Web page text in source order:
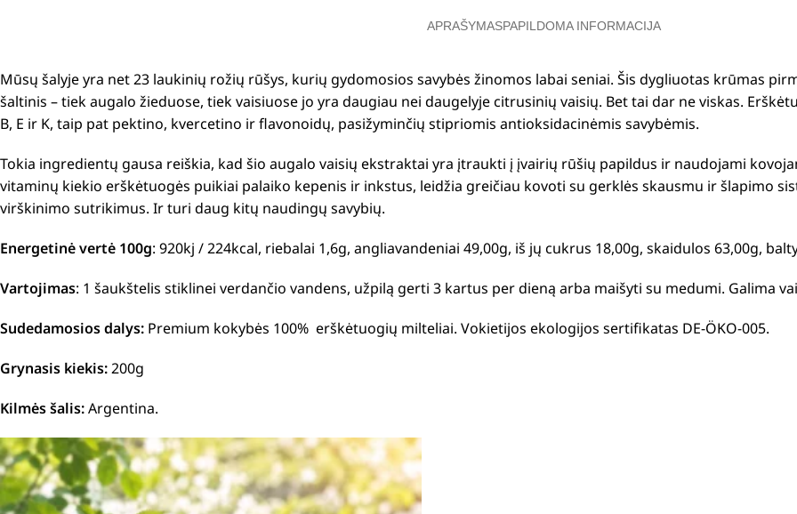
APRAŠYMASPAPILDOMA INFORMACIJA
Mūsų šalyje yra net 23 laukinių rožių rūšys, kurių gydomosios savybės žinomos labai seniai. Šis dygliuotas krūmas
šaltinis – tiek augalo žieduose, tiek vaisiuose jo yra daugiau nei daugelyje citrusinių vaisių. Bet tai dar ne viskas.
B, E ir K, taip pat pektino, kvercetino ir flavonoidų, pasižyminčių stipriomis antioksidacinėmis savybėmis.
Tokia ingredientų gausa reiškia, kad šio augalo vaisių ekstraktai yra įtraukti į įvairių rūšių papildus ir naudojami
vitaminų kiekio erškėtuogės puikiai palaiko kepenis ir inkstus, leidžia greičiau kovoti su gerklės skausmu ir šlapimo
virškinimo sutrikimus. Ir turi daug kitų naudingų savybių.
Energetinė vertė 100g: 920kj / 224kcal, riebalai 1,6g, angliavandeniai 49,00g, iš jų cukrus 18,00g, skaidulos 63,00g,
Vartojimas: 1 šaukštelis stiklinei verdančio vandens, užpilą gerti 3 kartus per dieną arba maišyti su medumi. Galima
Sudedamosios dalys: Premium kokybės 100% erškėtuogių milteliai. Vokietijos ekologijos sertifikatas DE-ÖKO-005.
Grynasis kiekis:200g
Kilmės šalis:Argentina.